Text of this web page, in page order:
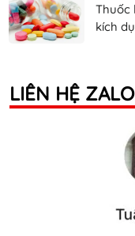
Thuốc
kích
LIÊN HỆ ZALO